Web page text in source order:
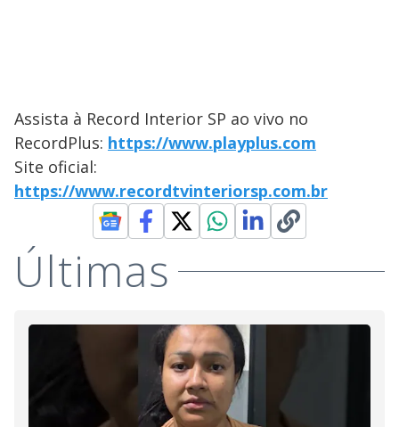
Assista à Record Interior SP ao vivo no
RecordPlus: https://www.playplus.com
Site oficial:
https://www.recordtvinteriorsp.com.br
Últimas